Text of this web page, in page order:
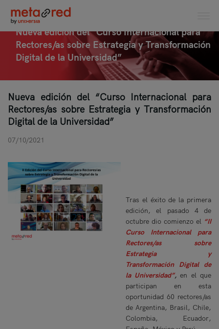
Nueva edición del “Curso Internacional para
Rectores/as sobre Estrategia y Transformación
Digital de la Universidad”
Nueva edición del “Curso Internacional para
Rectores/as sobre Estrategia y Transformación
Digital de la Universidad”
07/10/2021
Tras el éxito de la primera
edición, el pasado 4 de
octubre dio comienzo el “II
Curso Internacional para
Rectores/as sobre
Estrategia y
Transformación Digital de
la Universidad”,en el que
participan en esta
oportunidad 60 rectores/as
de Argentina, Brasil, Chile,
Colombia, Ecuador,